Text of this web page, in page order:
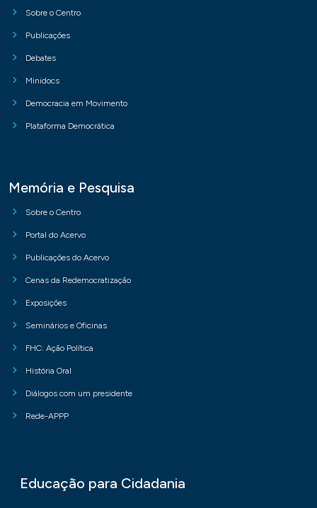
Sobre o Centro
Publicações
Debates
Minidocs
Democracia em Movimento
Plataforma Democrática
Memória e Pesquisa
Sobre o Centro
Portal do Acervo
Publicações do Acervo
Cenas da Redemocratização
Exposições
Seminários e Oficinas
FHC: Ação Política
História Oral
Diálogos com um presidente
Rede-APPP
Educação para Cidadania